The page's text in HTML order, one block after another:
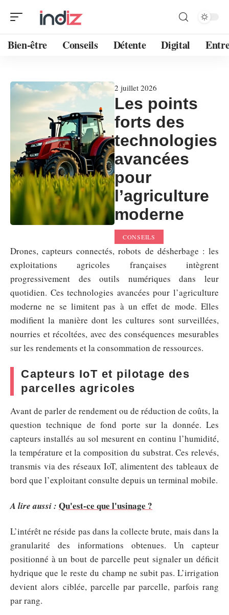
Bien-être Conseils Détente Digital
2 juillet 2026
Les points
forts des
technologies
avancées
pour
l’agriculture
moderne
CONSEILS
Drones, capteurs connectés, robots de désherbage : les
exploitations agricoles françaises intègrent
progressivement des outils numériques dans leur
quotidien. Ces technologies avancées pour l’agriculture
moderne ne se limitent pas à un effet de mode. Elles
modifient la manière dont les cultures sont surveillées,
nourries et récoltées, avec des conséquences mesurables
sur les rendements et la consommation de ressources.
Capteurs IoT et pilotage des
parcelles agricoles
Avant de parler de rendement ou de réduction de coûts, la
question technique de fond porte sur la donnée. Les
capteurs installés au sol mesurent en continu l’humidité,
la température et la composition du substrat. Ces relevés,
transmis via des réseaux IoT, alimentent des tableaux de
bord que l’exploitant consulte depuis un terminal mobile.
A lire aussi : Qu'est-ce que l'usinage ?
L’intérêt ne réside pas dans la collecte brute, mais dans la
granularité des informations obtenues. Un capteur
positionné à un bout de parcelle peut signaler un déficit
hydrique que le reste du champ ne subit pas. L’irrigation
devient alors ciblée, parcelle par parcelle, parfois rang
par rang.